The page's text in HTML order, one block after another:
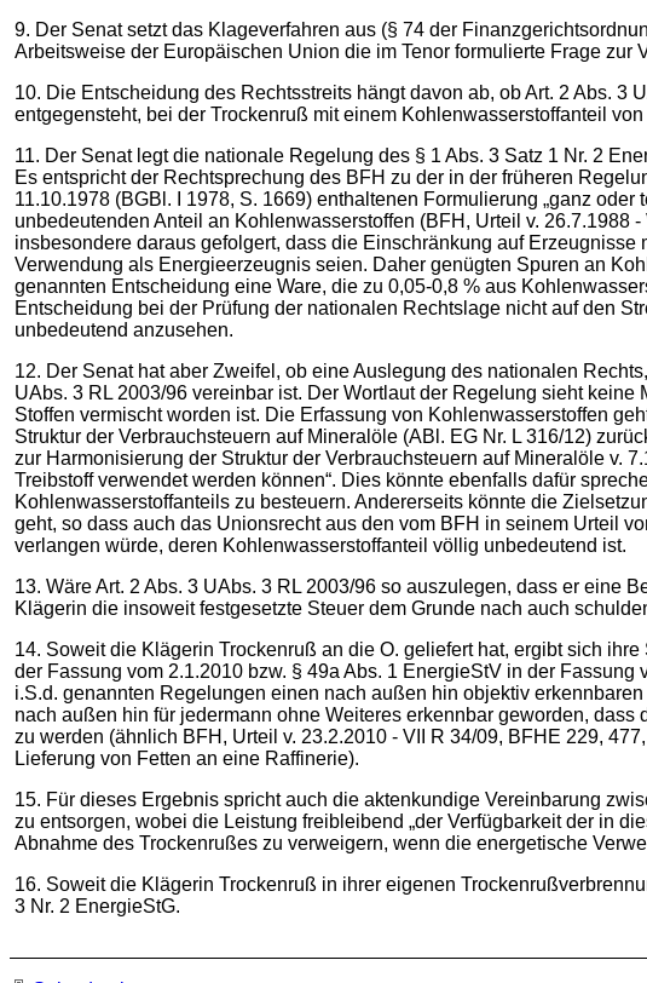
9. Der Senat setzt das Klageverfahren aus (§ 74 der
Arbeitsweise der Europäischen Union die im Tenor formulierte Frage zur
10. Die Entscheidung des Rechtsstreits hängt davon ab, ob Art. 2 Abs. 3
entgegensteht, bei der Trockenruß mit einem Kohlenwasserstoffanteil
11. Der Senat legt die nationale Regelung des § 1 Abs. 3 Satz 1 Nr. 2
Es entspricht der Rechtsprechung des BFH zu der in der früheren
11.10.1978 (BGBl. I 1978, S. 1669) enthaltenen Formulierung „ganz
unbedeutenden Anteil an Kohlenwasserstoffen (BFH, Urteil v.
insbesondere daraus gefolgert, dass die Einschränkung auf
Verwendung als Energieerzeugnis seien. Daher genügten Spuren an
genannten Entscheidung eine Ware, die zu 0,05-0,8 % aus
Entscheidung bei der Prüfung der nationalen Rechtslage nicht auf den
unbedeutend anzusehen.
12. Der Senat hat aber Zweifel, ob eine Auslegung des nationalen
UAbs. 3 RL 2003/96 vereinbar ist. Der Wortlaut der Regelung sieht
Stoffen vermischt worden ist. Die Erfassung von Kohlenwasserstoffen
Struktur der Verbrauchsteuern auf Mineralöle (ABl. EG Nr. L 316/12)
zur Harmonisierung der Struktur der Verbrauchsteuern auf Mineralöle v.
Treibstoff verwendet werden können“. Dies könnte ebenfalls dafür
Kohlenwasserstoffanteils zu besteuern. Andererseits könnte die
geht, so dass auch das Unionsrecht aus den vom BFH in seinem Urteil
verlangen würde, deren Kohlenwasserstoffanteil völlig unbedeutend ist.
13. Wäre Art. 2 Abs. 3 UAbs. 3 RL 2003/96 so auszulegen, dass er eine
Klägerin die insoweit festgesetzte Steuer dem Grunde nach auch
14. Soweit die Klägerin Trockenruß an die O. geliefert hat, ergibt sich
der Fassung vom 2.1.2010 bzw. § 49a Abs. 1 EnergieStV in der
i.S.d. genannten Regelungen einen nach außen hin objektiv
nach außen hin für jedermann ohne Weiteres erkennbar geworden,
zu werden (ähnlich BFH, Urteil v. 23.2.2010 - VII R 34/09, BFHE 229,
Lieferung von Fetten an eine Raffinerie).
15. Für dieses Ergebnis spricht auch die aktenkundige Vereinbarung
zu entsorgen, wobei die Leistung freibleibend „der Verfügbarkeit der in
Abnahme des Trockenrußes zu verweigern, wenn die energetische
16. Soweit die Klägerin Trockenruß in ihrer eigenen
3 Nr. 2 EnergieStG.